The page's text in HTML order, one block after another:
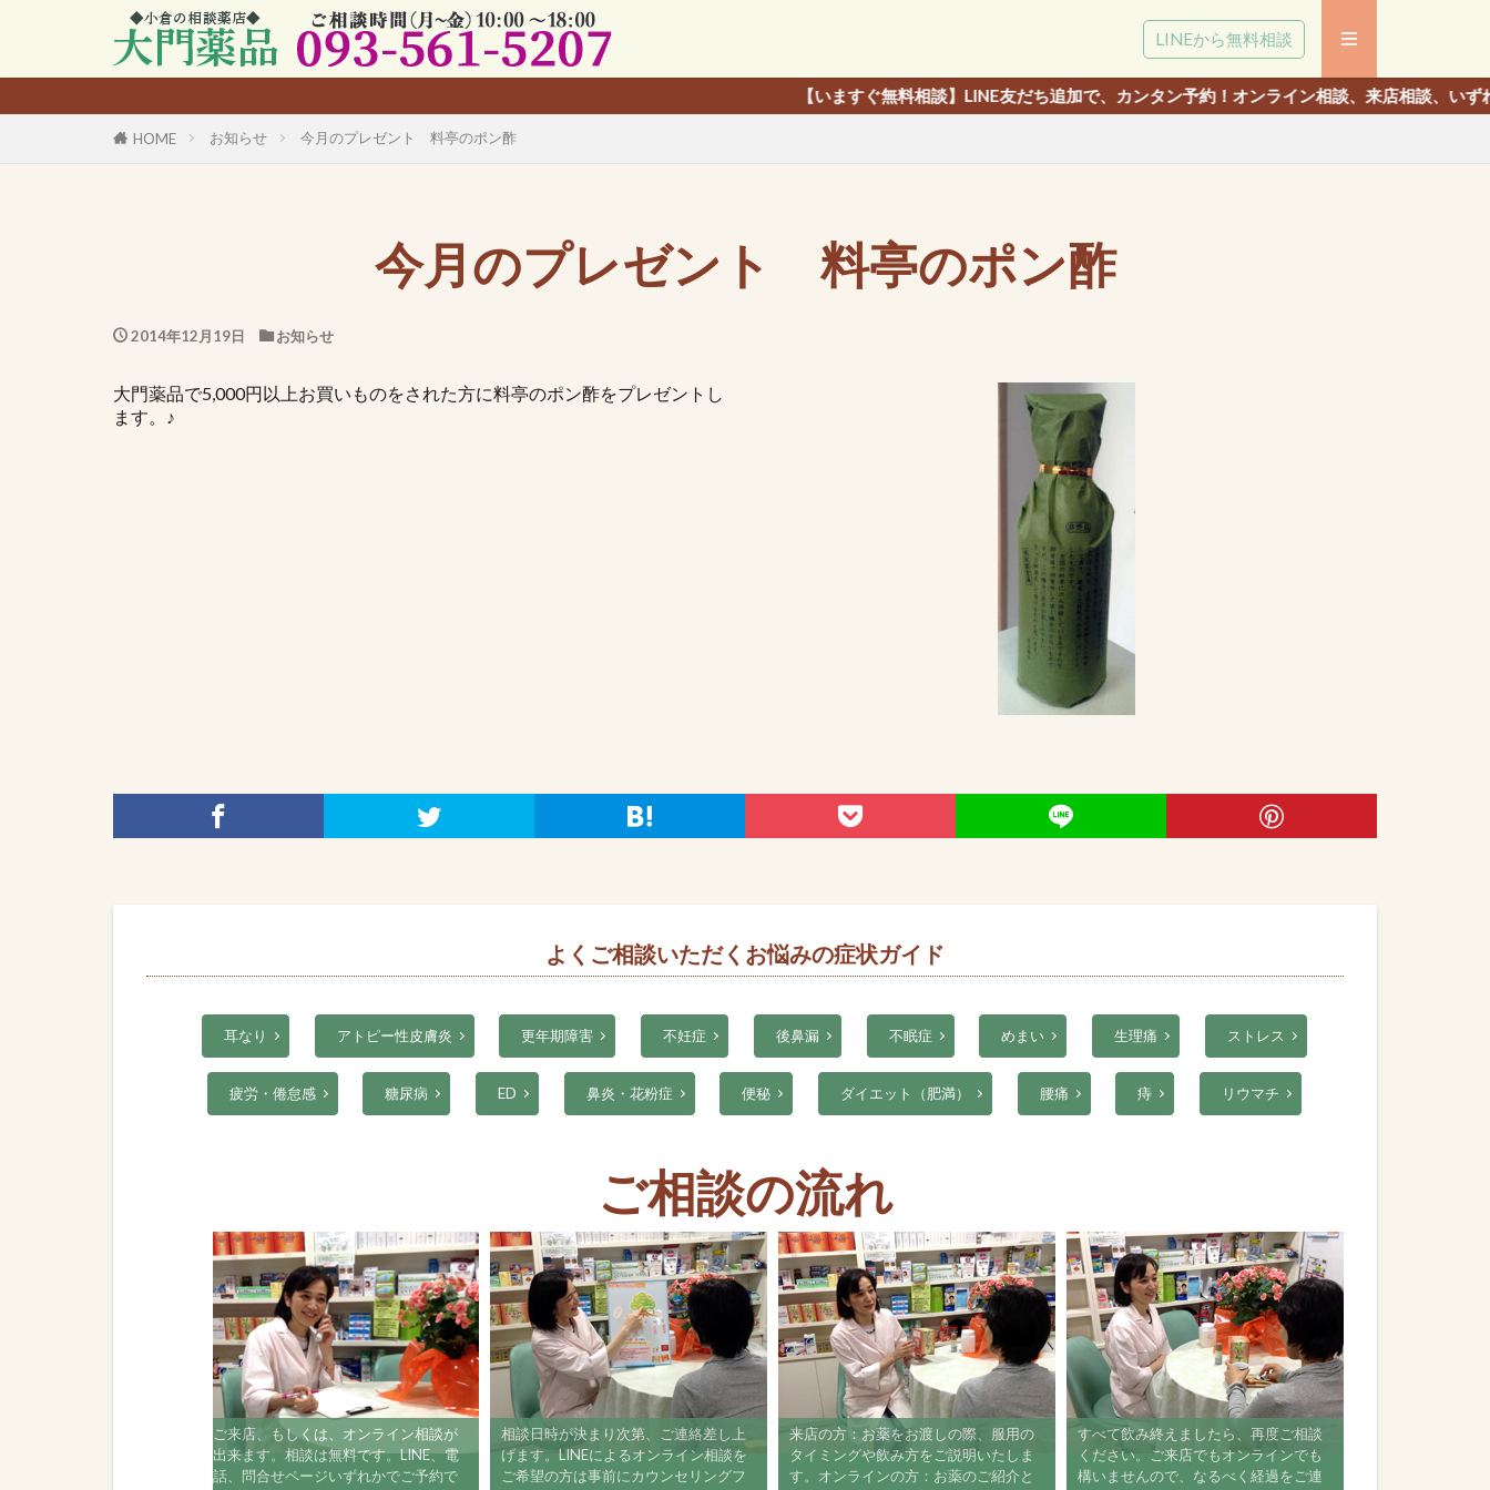
LINEから無料相談
【いますぐ無料相談】LINE友だち追加で、カンタン予約！オンライン相談、来店相談、いずれでも相談いただ
HOME お知らせ 今月のプレゼント 料亭のポン酢
今月のプレゼント 料亭のポン酢
2014年12月19日 お知らせ
大門薬品で5,000円以上お買いものをされた方に料亭のポン酢をプレゼントし
ます。♪
よくご相談いただくお悩みの症状ガイド
耳なり アトピー性皮膚炎 更年期障害 不妊症 後鼻漏 不眠症 めまい 生理痛 ストレス
疲労・倦怠感 糖尿病 ED 鼻炎・花粉症 便秘 ダイエット（肥満） 腰痛 痔 リウマチ
ご相談の流れ
ご来店、もしくは、オンライン相談が
出来ます。相談は無料です。LINE、電
話、問合せページいずれかでご予約で
相談日時が決まり次第、ご連絡差し上
げます。LINEによるオンライン相談を
ご希望の方は事前にカウンセリングフ
来店の方：お薬をお渡しの際、服用の
タイミングや飲み方をご説明いたしま
す。オンラインの方：お薬のご紹介と
すべて飲み終えましたら、再度ご相談
ください。ご来店でもオンラインでも
構いませんので、なるべく経過をご連